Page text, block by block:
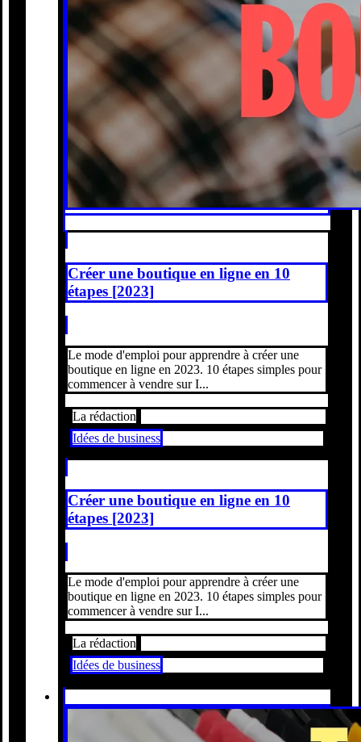
Créer une boutique en ligne en 10
étapes [2023]
Le mode d'emploi pour apprendre à créer une
boutique en ligne en 2023. 10 étapes simples pour
commencer à vendre sur I...
La rédaction
Idées de business
Créer une boutique en ligne en 10
étapes [2023]
Le mode d'emploi pour apprendre à créer une
boutique en ligne en 2023. 10 étapes simples pour
commencer à vendre sur I...
La rédaction
Idées de business